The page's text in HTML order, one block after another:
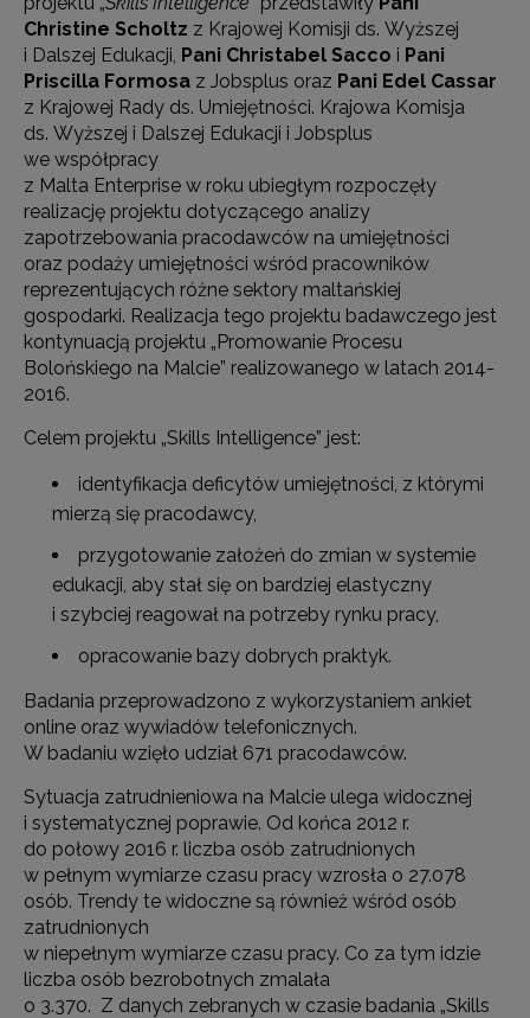
Christine Scholtz z Krajowej Komisji ds. Wyższej
i Dalszej Edukacji, Pani Christabel Sacco i Pani
Priscilla Formosa z Jobsplus oraz Pani Edel Cassar
z Krajowej Rady ds. Umiejętności. Krajowa Komisja
ds. Wyższej i Dalszej Edukacji i Jobsplus
we współpracy
z Malta Enterprise w roku ubiegłym rozpoczęły
realizację projektu dotyczącego analizy
zapotrzebowania pracodawców na umiejętności
oraz podaży umiejętności wśród pracowników
reprezentujących różne sektory maltańskiej
gospodarki. Realizacja tego projektu badawczego jest
kontynuacją projektu „Promowanie Procesu
Bolońskiego na Malcie” realizowanego w latach 2014-
2016.
Celem projektu „Skills Intelligence” jest:
identyfikacja deficytów umiejętności, z którymi
mierzą się pracodawcy,
przygotowanie założeń do zmian w systemie
edukacji, aby stał się on bardziej elastyczny
i szybciej reagował na potrzeby rynku pracy,
opracowanie bazy dobrych praktyk.
Badania przeprowadzono z wykorzystaniem ankiet
online oraz wywiadów telefonicznych.
W badaniu wzięło udział 671 pracodawców.
Sytuacja zatrudnieniowa na Malcie ulega widocznej
i systematycznej poprawie. Od końca 2012 r.
do połowy 2016 r. liczba osób zatrudnionych
w pełnym wymiarze czasu pracy wzrosła o 27.078
osób. Trendy te widoczne są również wśród osób
zatrudnionych
w niepełnym wymiarze czasu pracy. Co za tym idzie
liczba osób bezrobotnych zmalała
o 3.370. Z danych zebranych w czasie badania „Skills